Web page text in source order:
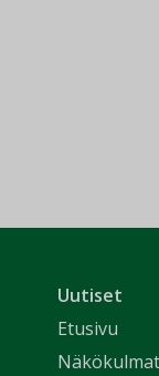
Uutiset
Etusivu
Näkökulmat